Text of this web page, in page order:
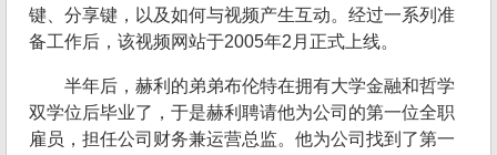
键、分享键，以及如何与视频产生互动。经过一系列准
备工作后，该视频网站于2005年2月正式上线。
半年后，赫利的弟弟布伦特在拥有大学金融和哲学
双学位后毕业了，于是赫利聘请他为公司的第一位全职
雇员，担任公司财务兼运营总监。他为公司找到了第一